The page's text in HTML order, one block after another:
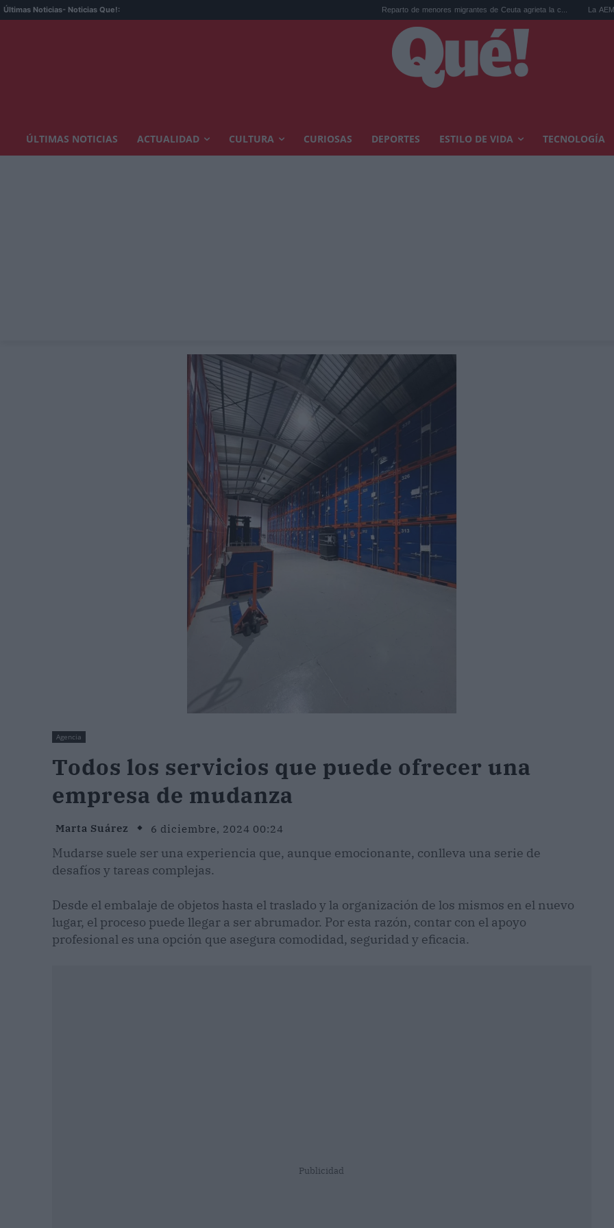
Últimas Noticias- Noticias Que!: Reparto de menores migrantes de Ceuta agrieta la c... La AEMET prepara
ÚLTIMAS NOTICIAS ACTUALIDAD CULTURA CURIOSAS DEPORTES ESTILO DE VIDA TECNOLOGÍA
Agencia
Todos los servicios que puede ofrecer una
empresa de mudanza
Marta Suárez 6 diciembre, 2024 00:24
Mudarse suele ser una experiencia que, aunque emocionante, conlleva una serie de
desafíos y tareas complejas.
Desde el embalaje de objetos hasta el traslado y la organización de los mismos en el nuevo
lugar, el proceso puede llegar a ser abrumador. Por esta razón, contar con el apoyo
profesional es una opción que asegura comodidad, seguridad y eficacia.
Publicidad